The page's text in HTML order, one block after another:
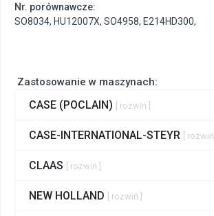
Zastosowanie w maszynach:
CASE (POCLAIN) [ rozwiń ]
CASE-INTERNATIONAL-STEYR [ rozwiń ]
CLAAS [ rozwiń ]
NEW HOLLAND [ rozwiń ]
Nr. porównawcze:
SO8034, HU12007X, SO4958, E214HD300,